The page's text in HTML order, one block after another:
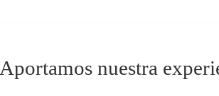
Aportamos nuestra